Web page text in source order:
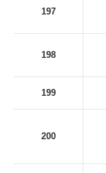
197
198
199
200